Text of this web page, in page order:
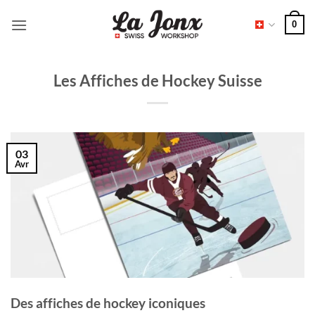
0
Les Affiches de Hockey Suisse
03
Avr
Des affiches de hockey iconiques